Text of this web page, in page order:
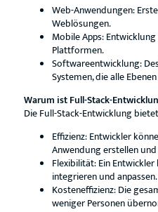
Web-Anwendungen:
Weblösungen.
Mobile Apps:
Plattformen.
Softwareentwicklung:
Systemen, die alle
Warum ist Full-Stack-
Die Full-Stack-Entwicklung
Effizienz: Entwickler
Anwendung erstellen
Flexibilität: Ein
integrieren und anpassen.
Kosteneffizienz: Die
weniger Personen